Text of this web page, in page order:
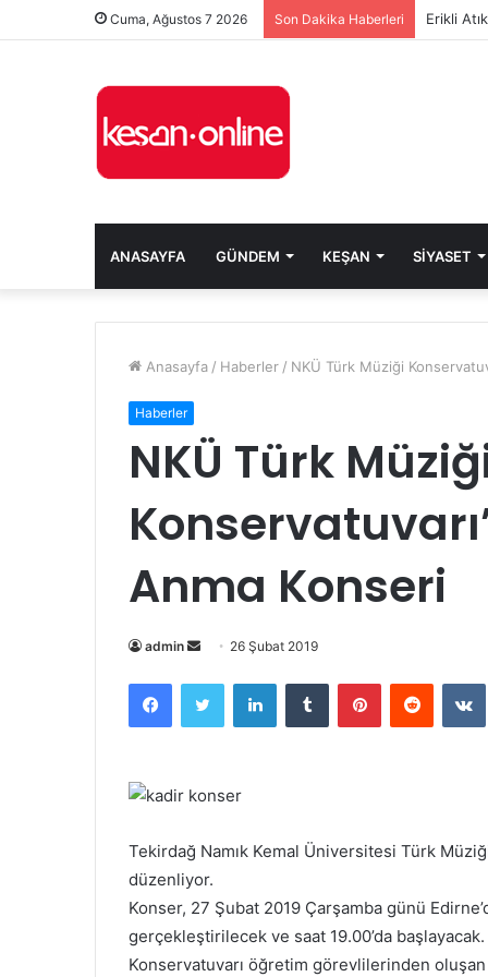
Cuma, Ağustos 7 2026 Son Dakika Haberleri Erikli
ANASAYFA GÜNDEM KEŞAN SIYASET
Anasayfa / Haberler / NKÜ Türk Müziği
Haberler
NKÜ Türk
Anma Konseri
admin
r
e
o
t
a
g
ö
n
26 Şubat 2019
Tekirdağ Namık Kemal Üniversitesi Türk
düzenliyor.
Konser, 27 Şubat 2019 Çarşamba günü
gerçekleştirilecek ve saat 19.00’da
Konservatuvarı öğretim görevlilerinden